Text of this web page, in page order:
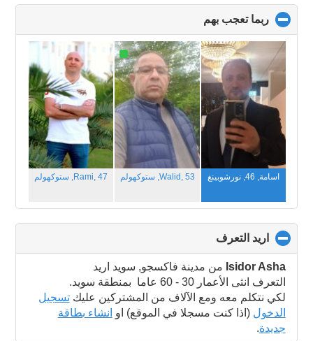
ربما تعجب بهم
to
collapse
contents
اسامة, 46, نورشوبينغ Walid, 53, ستوكهولم Rami, 47, ستوكهولم
اريد التعرف
to
collapse
contents
Isidor Asha من مدينة فاكسجو, سويد اريد
التعرف انثى الأعمار 30 - 60 عاما بمنطقة سويد.
لكي نتكلم معه ومع الآلاف من المشتركين عليكتسجيل
الدخول (اذا كنت مسجلا في الموقع) او انشاء بطاقة
جديدة.